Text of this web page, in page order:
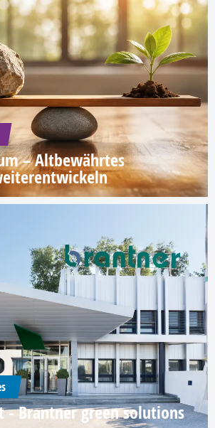
– Altbewährtes
- Brantner green solutions